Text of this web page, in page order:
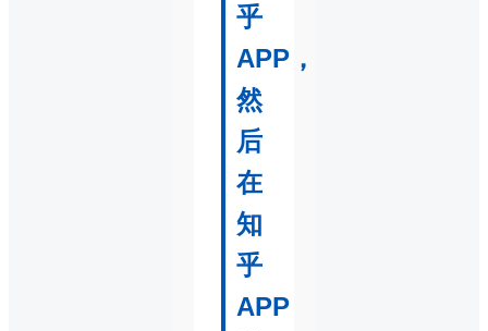
乎
APP，
然
后
在
知
乎
APP